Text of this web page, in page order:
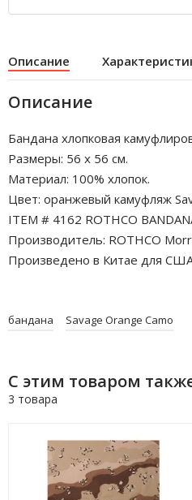
Описание
Описание
Бандана хлопковая
Размеры: 56 x 56 см.
Материал: 100% хлопок.
Цвет: оранжевый камуфляж
ITEM # 4162 ROTHCO
Производитель: ROTHCO
Произведено в Китае для
бандана Savage Orange Camo
С этим товаром
3 товара